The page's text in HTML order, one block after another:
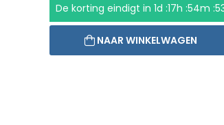
De korting eindigt in 1d :17h :54m
NAAR WINKELWAGEN